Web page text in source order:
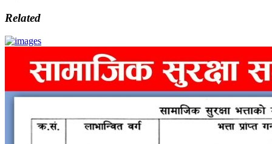
Related